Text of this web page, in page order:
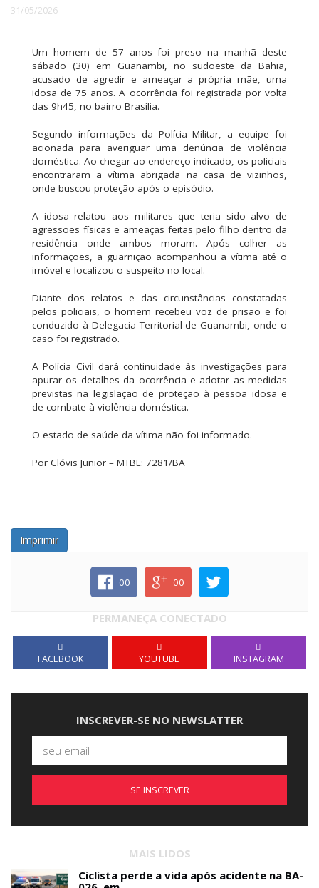
31/05/2026
Um homem de 57 anos foi preso na manhã deste
sábado (30) em Guanambi, no sudoeste da Bahia,
acusado de agredir e ameaçar a própria mãe, uma
idosa de 75 anos. A ocorrência foi registrada por volta
das 9h45, no bairro Brasília.
Segundo informações da Polícia Militar, a equipe foi
acionada para averiguar uma denúncia de violência
doméstica. Ao chegar ao endereço indicado, os policiais
encontraram a vítima abrigada na casa de vizinhos,
onde buscou proteção após o episódio.
A idosa relatou aos militares que teria sido alvo de
agressões físicas e ameaças feitas pelo filho dentro da
residência onde ambos moram. Após colher as
informações, a guarnição acompanhou a vítima até o
imóvel e localizou o suspeito no local.
Diante dos relatos e das circunstâncias constatadas
pelos policiais, o homem recebeu voz de prisão e foi
conduzido à Delegacia Territorial de Guanambi, onde o
caso foi registrado.
A Polícia Civil dará continuidade às investigações para
apurar os detalhes da ocorrência e adotar as medidas
previstas na legislação de proteção à pessoa idosa e
de combate à violência doméstica.
O estado de saúde da vítima não foi informado.
Por Clóvis Junior – MTBE: 7281/BA
Imprimir
00 00
PERMANEÇA CONECTADO
FACEBOOK YOUTUBE INSTAGRAM
INSCREVER-SE NO NEWSLATTER
SE INSCREVER
MAIS LIDOS
Ciclista perde a vida após acidente na BA-